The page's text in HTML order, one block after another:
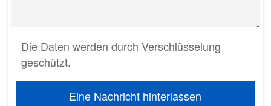
Die Daten werden durch Verschlüsselung
geschützt.
Eine Nachricht hinterlassen